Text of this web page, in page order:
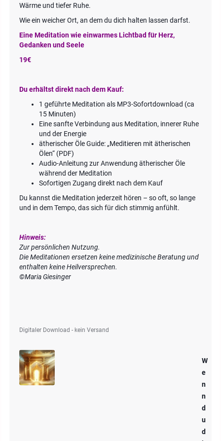
Wärme und tiefer Ruhe.
Wie ein weicher Ort, an dem du dich halten lassen darfst.
Eine Meditation wie einwarmes Lichtbad für Herz,
Gedanken und Seele
19€
Du erhältst direkt nach dem Kauf:
1 geführte Meditation als MP3-Sofortdownload (ca
15 Minuten)
Eine sanfte Verbindung aus Meditation, innerer Ruhe
und der Energie
ätherischer Öle Guide: „Meditieren mit ätherischen
Ölen“ (PDF)
Audio-Anleitung zur Anwendung ätherischer Öle
während der Meditation
Sofortigen Zugang direkt nach dem Kauf
Du kannst die Meditation jederzeit hören – so oft, so lange
und in dem Tempo, das sich für dich stimmig anfühlt.
Hinweis:
Zur persönlichen Nutzung.
Die Meditationen ersetzen keine medizinische Beratung und
enthalten keine Heilversprechen.
©Maria Giesinger
Digitaler Download - kein Versand
W
e
n
n
d
u
d